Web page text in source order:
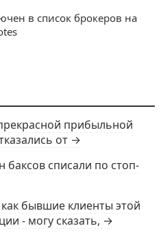
в список брокеров на
прибыльной
от →
баксов списали по стоп-
бывшие клиенты этой
- могу сказать, →